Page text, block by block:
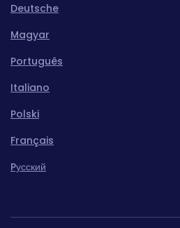
Deutsche
Magyar
Português
Italiano
Polski
Français
Pусский